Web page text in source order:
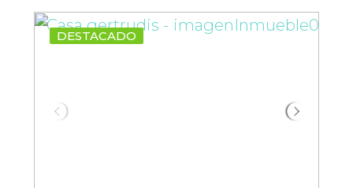
DESTACADO